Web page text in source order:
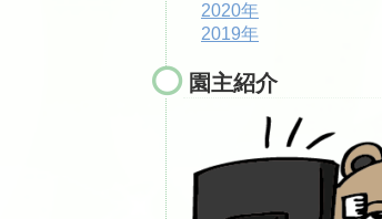
2020年
2019年
園主紹介